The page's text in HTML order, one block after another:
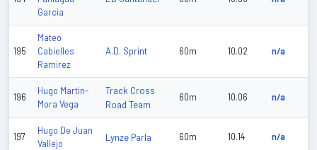
Garcia
195
Mateo
Cabielles
Ramirez
A.D. Sprint 60m 10.02 n/a
196
Hugo Martin-
Mora Vega
Track Cross
Road Team
60m 10.06 n/a
197
Hugo De Juan
Vallejo
Lynze Parla 60m 10.14 n/a